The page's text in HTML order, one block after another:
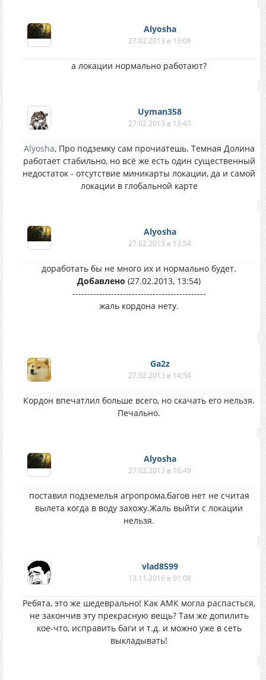
Alyosha
27.02.2013 в 13:06
а локации нормально работают?
Uyman358
27.02.2013 в 13:43
Alyosha, Про подземку сам прочиатешь. Темная Долина
работает стабильно, но всё же есть один существенный
недостаток - отсутствие миникарты локации, да и самой
локации в глобальной карте
Alyosha
27.02.2013 в 13:54
доработать бы не много их и нормально будет.
Добавлено (27.02.2013, 13:54)
---------------------------------------------
жаль кордона нету.
Ga2z
27.02.2013 в 14:54
Кордон впечатлил больше всего, но скачать его нельзя.
Печально.
Alyosha
27.02.2013 в 16:49
поставил подземелья агропрома,багов нет не считая
вылета когда в воду захожу.Жаль выйти с локации
нельзя.
vlad8599
13.11.2016 в 01:08
Ребята, это же шедеврально! Как АМК могла распасться,
не закончив эту прекрасную вещь? Там же допилить
кое-что, исправить баги и т.д. и можно уже в сеть
выкладывать!